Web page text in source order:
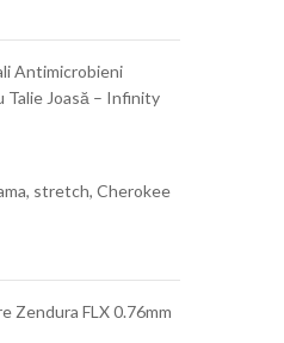
Antimicrobieni
Talie Joasă – Infinity
stretch, Cherokee
Zendura FLX 0.76mm